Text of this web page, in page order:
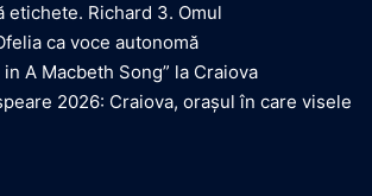
etichete. Richard 3. Omul
ca voce autonomă
A Macbeth Song” la Craiova
2026: Craiova, orașul în care visele